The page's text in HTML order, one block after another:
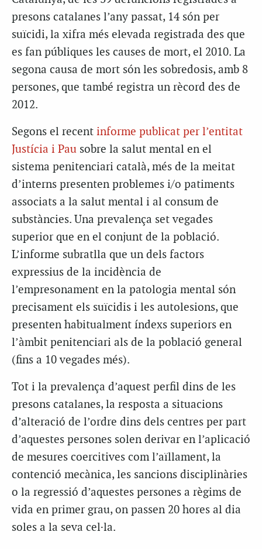
presons catalanes l’any passat, 14 són per
suïcidi, la xifra més elevada registrada des que
es fan públiques les causes de mort, el 2010. La
segona causa de mort són les sobredosis, amb 8
persones, que també registra un rècord des de
2012.
Segons el recent informe publicat per l’entitat
Justícia i Pau sobre la salut mental en el
sistema penitenciari català, més de la meitat
d’interns presenten problemes i/o patiments
associats a la salut mental i al consum de
substàncies. Una prevalença set vegades
superior que en el conjunt de la població.
L’informe subratlla que un dels factors
expressius de la incidència de
l’empresonament en la patologia mental són
precisament els suïcidis i les autolesions, que
presenten habitualment índexs superiors en
l’àmbit penitenciari als de la població general
(fins a 10 vegades més).
Tot i la prevalença d’aquest perfil dins de les
presons catalanes, la resposta a situacions
d’alteració de l’ordre dins dels centres per part
d’aquestes persones solen derivar en l’aplicació
de mesures coercitives com l’aïllament, la
contenció mecànica, les sancions disciplinàries
o la regressió d’aquestes persones a règims de
vida en primer grau, on passen 20 hores al dia
soles a la seva cel·la.